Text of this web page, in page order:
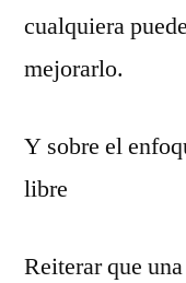
cualquiera
mejorarlo.
Y sobre el
libre
Reiterar que